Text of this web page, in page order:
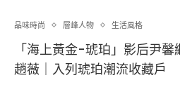
品味時尚 層峰⼈物 生活風格
「海上黃金-琥珀」影后尹馨
趙薇｜入列琥珀潮流收藏戶